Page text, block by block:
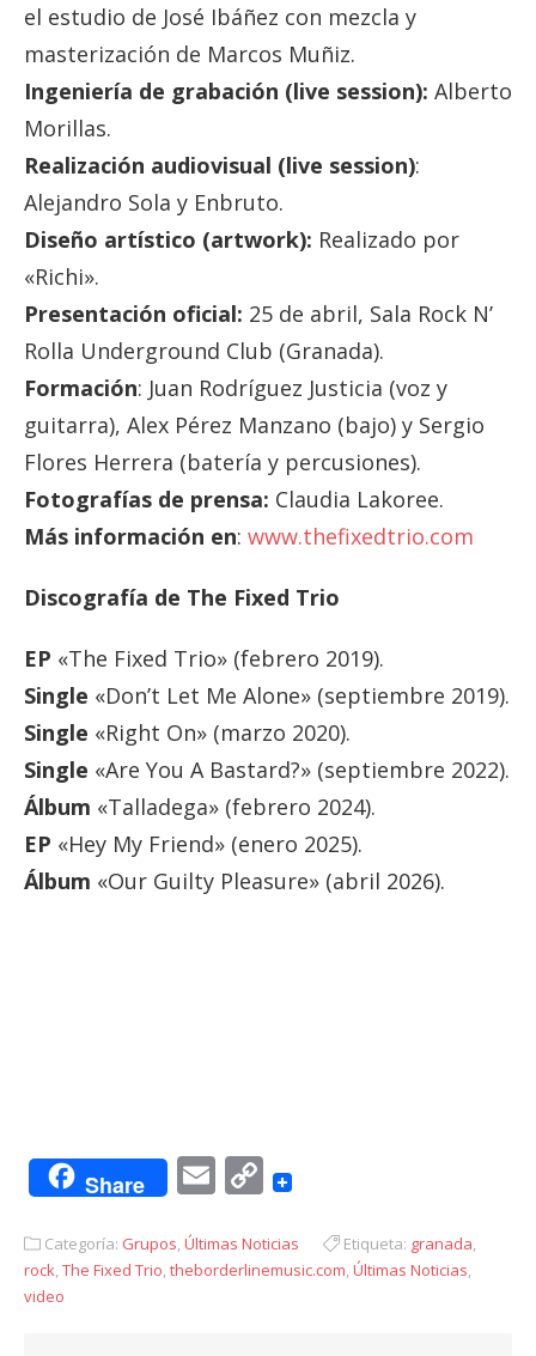
el estudio de José Ibáñez con mezcla y
masterización de Marcos Muñiz.
Ingeniería de grabación (live session): Alberto
Morillas.
Realización audiovisual (live session):
Alejandro Sola y Enbruto.
Diseño artístico (artwork): Realizado por
«Richi».
Presentación oficial: 25 de abril, Sala Rock N’
Rolla Underground Club (Granada).
Formación: Juan Rodríguez Justicia (voz y
guitarra), Alex Pérez Manzano (bajo) y Sergio
Flores Herrera (batería y percusiones).
Fotografías de prensa: Claudia Lakoree.
Más información en: www.thefixedtrio.com
Discografía de The Fixed Trio
EP «The Fixed Trio» (febrero 2019).
Single «Don’t Let Me Alone» (septiembre 2019).
Single «Right On» (marzo 2020).
Single «Are You A Bastard?» (septiembre 2022).
Álbum «Talladega» (febrero 2024).
EP «Hey My Friend» (enero 2025).
Álbum «Our Guilty Pleasure» (abril 2026).
Share EmailCopy
Categoría: Grupos,Últimas Noticias Etiqueta: granada,
rock,The Fixed Trio,theborderlinemusic.com,Últimas Noticias,
video